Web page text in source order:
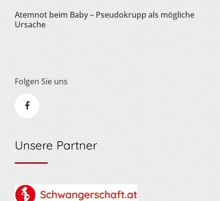
Atemnot beim Baby – Pseudokrupp als mögliche
Ursache
Folgen Sie uns
Unsere Partner